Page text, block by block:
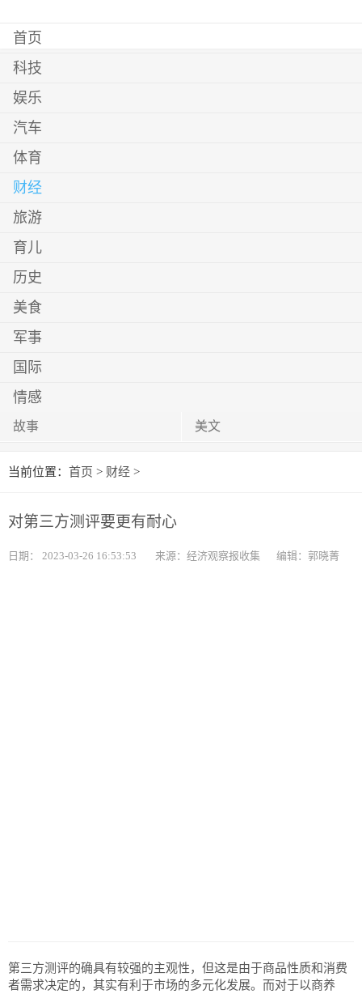
首页
科技
娱乐
汽车
体育
财经
旅游
育儿
历史
美食
军事
国际
情感
故事 美文
当前位置： 首页 > 财经 >
对第三方测评要更有耐心
日期： 2023-03-26 16:53:53 来源：经济观察报收集 编辑：郭晓菁
第三方测评的确具有较强的主观性，但这是由于商品性质和消费
者需求决定的，其实有利于市场的多元化发展。而对于以商养